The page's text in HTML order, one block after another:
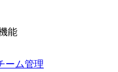
能
ーム管理